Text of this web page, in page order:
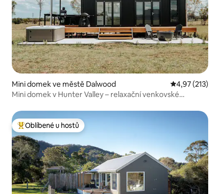
Mini domek ve městě Dalwood Průměrné
4,97 (213)
Mini domek v Hunter Valley – relaxační venkovské
Nejlepší v kategorii Oblíbené u hostů
Oblíbené u hostů